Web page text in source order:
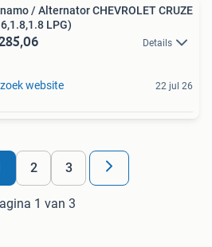
/ Alternator CHEVROLET CRUZE
LPG)
Details
website 22 jul 26
2 3
1 van 3